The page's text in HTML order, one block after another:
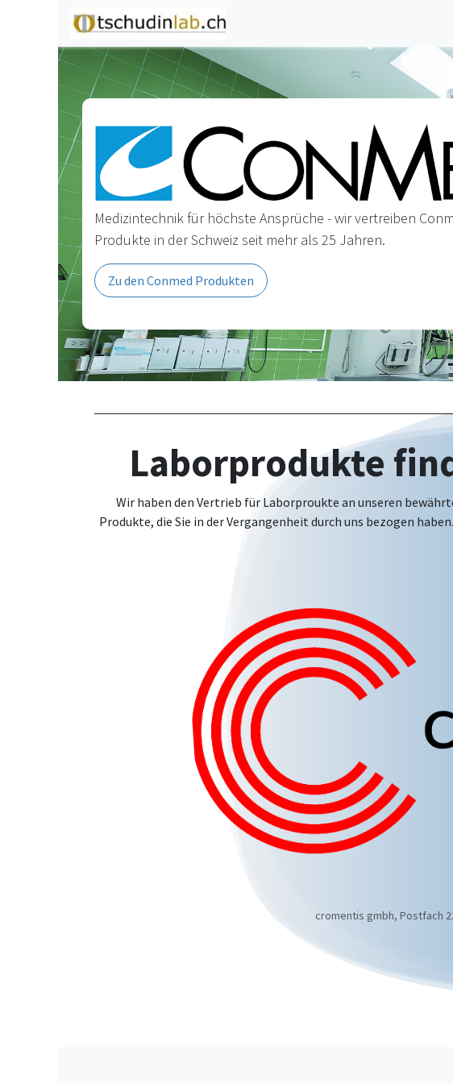
Zum Inhalt springen
Medizintechnik für höchste Ansprüche - wir vertreiben
Produkte in der Schweiz seit mehr als 25 Jahren.
Zu den Conmed Produkten
Laborprodukte
Wir haben den Vertrieb für Laborproukte an unseren
Produkte, die Sie in der Vergangenheit durch uns bezogen
cromentis gmbh, Postfach